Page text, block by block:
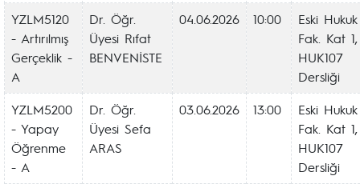
YZLM5120
- Artırılmış
Gerçeklik -
A
Dr. Öğr.
Üyesi Rıfat
BENVENİSTE
04.06.2026 10:00
Eski Hukuk
Fak. Kat 1,
HUK107
Dersliği
YZLM5200
- Yapay
Öğrenme
- A
Dr. Öğr.
Üyesi Sefa
ARAS
03.06.2026 13:00
Eski Hukuk
Fak. Kat 1,
HUK107
Dersliği